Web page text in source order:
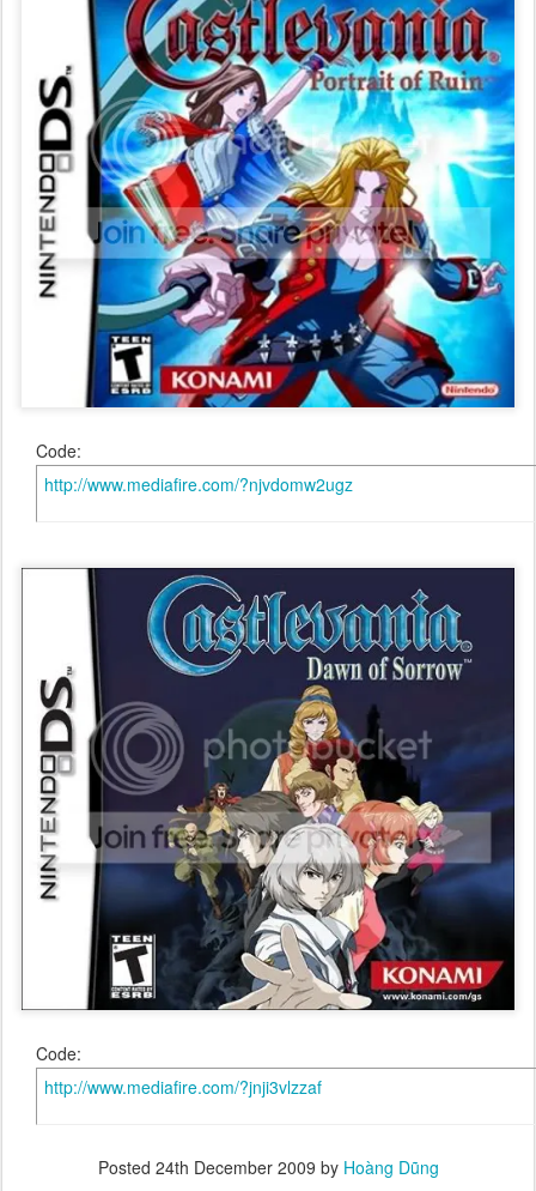
Code:
http://www.mediafire.com/?njvdomw2ugz
Code:
http://www.mediafire.com/?jnji3vlzzaf
Posted 24th December 2009 by Hoàng Dũng